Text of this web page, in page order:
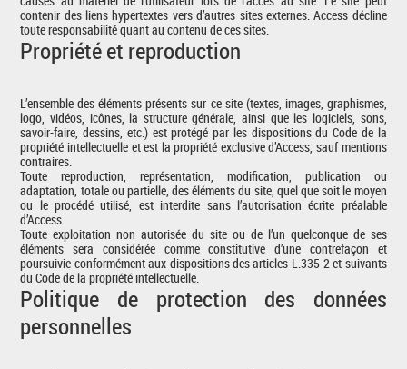
contenir des liens hypertextes vers d’autres sites externes. Access décline
toute responsabilité quant au contenu de ces sites.
Propriété et reproduction
L’ensemble des éléments présents sur ce site (textes, images, graphismes,
logo, vidéos, icônes, la structure générale, ainsi que les logiciels, sons,
savoir-faire, dessins, etc.) est protégé par les dispositions du Code de la
propriété intellectuelle et est la propriété exclusive d’Access, sauf mentions
contraires.
Toute reproduction, représentation, modification, publication ou
adaptation, totale ou partielle, des éléments du site, quel que soit le moyen
ou le procédé utilisé, est interdite sans l’autorisation écrite préalable
d’Access.
Toute exploitation non autorisée du site ou de l’un quelconque de ses
éléments sera considérée comme constitutive d’une contrefaçon et
poursuivie conformément aux dispositions des articles L.335-2 et suivants
du Code de la propriété intellectuelle.
Politique de protection des données
personnelles